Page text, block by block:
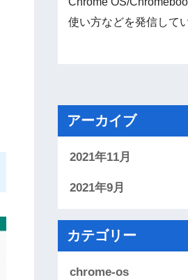
使い方などを発信して
アーカイブ
2021年11月
2021年9月
カテゴリー
chrome-os